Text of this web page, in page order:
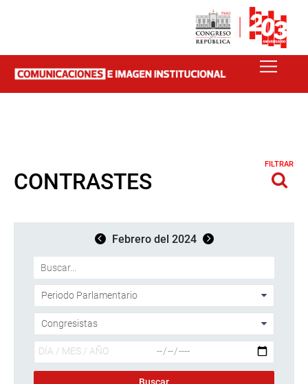
CONTRASTES
FILTRAR
Febrero del 2024